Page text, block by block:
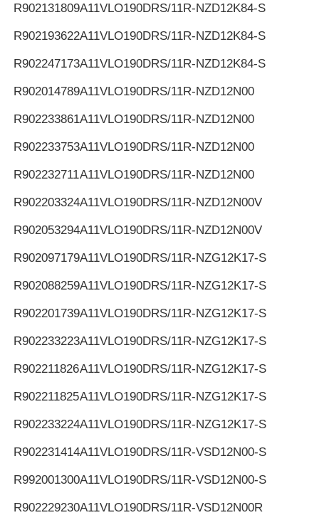
R902131809A11VLO190DRS/11R-NZD12K84-S
R902193622A11VLO190DRS/11R-NZD12K84-S
R902247173A11VLO190DRS/11R-NZD12K84-S
R902014789A11VLO190DRS/11R-NZD12N00
R902233861A11VLO190DRS/11R-NZD12N00
R902233753A11VLO190DRS/11R-NZD12N00
R902232711A11VLO190DRS/11R-NZD12N00
R902203324A11VLO190DRS/11R-NZD12N00V
R902053294A11VLO190DRS/11R-NZD12N00V
R902097179A11VLO190DRS/11R-NZG12K17-S
R902088259A11VLO190DRS/11R-NZG12K17-S
R902201739A11VLO190DRS/11R-NZG12K17-S
R902233223A11VLO190DRS/11R-NZG12K17-S
R902211826A11VLO190DRS/11R-NZG12K17-S
R902211825A11VLO190DRS/11R-NZG12K17-S
R902233224A11VLO190DRS/11R-NZG12K17-S
R902231414A11VLO190DRS/11R-VSD12N00-S
R992001300A11VLO190DRS/11R-VSD12N00-S
R902229230A11VLO190DRS/11R-VSD12N00R